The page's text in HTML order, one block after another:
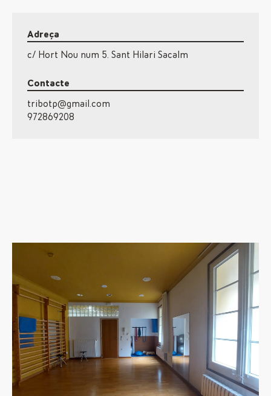
Adreça
c/ Hort Nou num 5. Sant Hilari Sacalm
Contacte
tribotp@gmail.com
972869208